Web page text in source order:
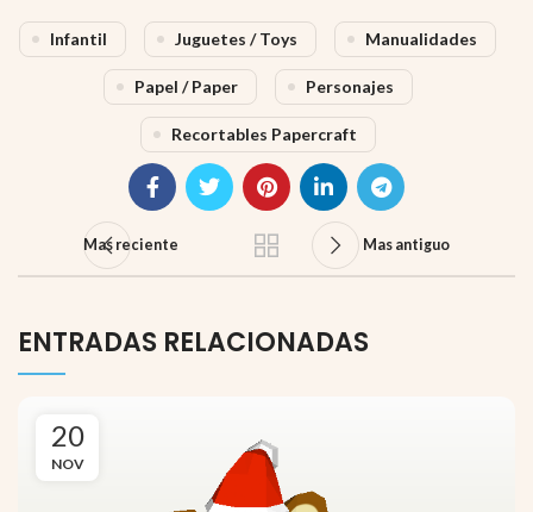
Infantil Juguetes / Toys Manualidades
Papel / Paper Personajes
Recortables Papercraft
Mas reciente Mas antiguo
ENTRADAS RELACIONADAS
20
NOV